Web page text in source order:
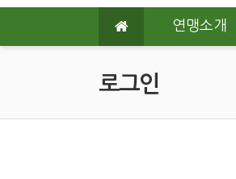
연맹소개
로그인